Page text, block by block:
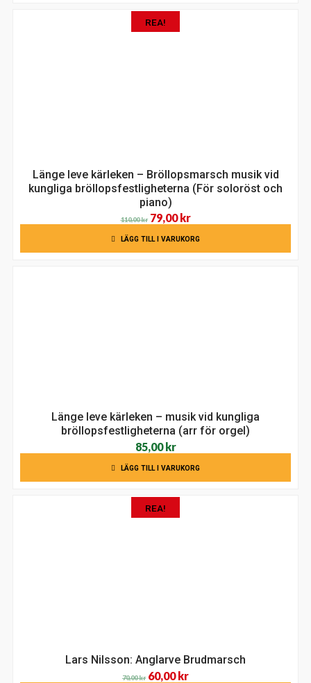
var:
127,00 kr.
REA!
Länge leve kärleken – Bröllopsmarsch musik vid
kungliga bröllopsfestligheterna (För soloröst och
piano)
110,00kr Det
ursprungliga
priset
79,00 krDet
nuvarande
priset
LÄGG TILL I VARUKORG
Länge leve kärleken – musik vid kungliga
bröllopsfestligheterna (arr för orgel)
85,00kr
LÄGG TILL I VARUKORG
REA!
Lars Nilsson: Anglarve Brudmarsch
70,00kr Det
60,00krDet